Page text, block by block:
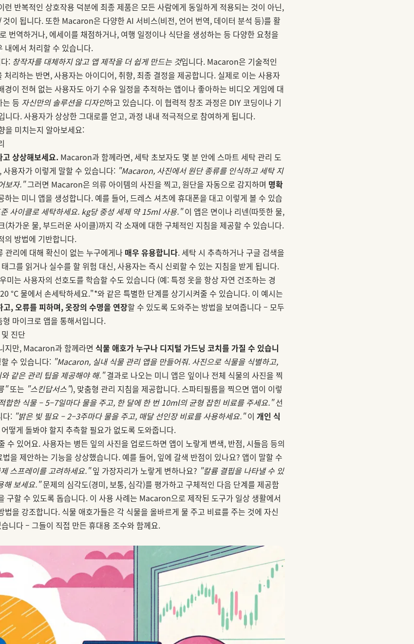
런 반복적인 상호작용 덕분에 최종 제품은 모든 사람에게 동일하게 적용되는 것이 아닌,
것이 됩니다. 또한 Macaron은 다양한 AI 서비스(비전, 언어 번역, 데이터 분석 등)를 활
번역하거나, 에세이를 채점하거나, 여행 일정이나 식단을 생성하는 등 다양한 요청을
내에서 처리할 수 있습니다.
: 창작자를 대체하지 않고 앱 제작을 더 쉽게 만드는 것입니다. Macaron은 기술적인
리하는 반면, 사용자는 아이디어, 취향, 최종 결정을 제공합니다. 실제로 이는 사용자
경이 전혀 없는 사용자도 아기 수유 일정을 추적하는 앱이나 좋아하는 비디오 게임에 대
는 등 자신만의 솔루션을 디자인하고 있습니다. 이 협력적 창조 과정은 DIY 코딩이나 기
다. 사용자가 상상한 그대로를 얻고, 과정 내내 적극적으로 참여하게 됩니다.
을 미치는지 알아보세요:
상상해보세요. Macaron과 함께라면, 세탁 초보자도 몇 분 안에 스마트 세탁 관리 도
용자가 이렇게 말할 수 있습니다: "Macaron, 사진에서 원단 종류를 인식하고 세탁 지
보자."그러면 Macaron은 의류 아이템의 사진을 찍고, 원단을 자동으로 감지하며 명확
하는 미니 앱을 생성합니다. 예를 들어, 드레스 셔츠에 휴대폰을 대고 이렇게 볼 수 있습
사이클로 세탁하세요. kg당 중성 세제 약 15ml 사용."이 앱은 면이나 리넨(따뜻한 물,
(차가운 물, 부드러운 사이클)까지 각 소재에 대한 구체적인 지침을 제공할 수 있습니다.
의 방법에 기반합니다.
관리에 대해 확신이 없는 누구에게나 매우 유용합니다. 세탁 시 추측하거나 구글 검색을
그를 읽거나 실수를 할 위험 대신, 사용자는 즉시 신뢰할 수 있는 지침을 받게 됩니다.
미는 사용자의 선호도를 학습할 수도 있습니다 (예: 특정 옷을 항상 자연 건조하는 경
°C 물에서 손세탁하세요."*와 같은 특별한 단계를 상기시켜줄 수 있습니다. 이 예시는
고, 오류를 피하며, 옷장의 수명을 연장할 수 있도록 도와주는 방법을 보여줍니다 – 모두
마이크로 앱을 통해서입니다.
진단
지만, Macaron과 함께라면 식물 애호가 누구나 디지털 가드닝 코치를 가질 수 있습니
수 있습니다: "Macaron, 실내 식물 관리 앱을 만들어줘. 사진으로 식물을 식별하고,
같은 관리 팁을 제공해야 해."결과로 나오는 미니 앱은 잎이나 전체 식물의 사진을 찍
"또는 "스킨답서스"), 맞춤형 관리 지침을 제공합니다. 스파티필름을 찍으면 앱이 이렇
합한 식물 – 5–7일마다 물을 주고, 한 달에 한 번 10ml의 균형 잡힌 비료를 주세요."선
다: "밝은 빛 필요 – 2–3주마다 물을 주고, 매달 선인장 비료를 사용하세요."이 개인 식
떻게 돌봐야 할지 추측할 필요가 없도록 도와줍니다.
수 있어요. 사용자는 병든 잎의 사진을 업로드하면 앱이 노랗게 변색, 반점, 시들음 등의
을 제안하는 기능을 상상했습니다. 예를 들어, 잎에 갈색 반점이 있나요? 앱이 말할 수
스프레이를 고려하세요."잎 가장자리가 노랗게 변하나요? "칼륨 결핍을 나타낼 수 있
해 보세요."문제의 심각도(경미, 보통, 심각)를 평가하고 구체적인 다음 단계를 제공함
구할 수 있도록 돕습니다. 이 사용 사례는 Macaron으로 제작된 도구가 일상 생활에서
법을 강조합니다. 식물 애호가들은 각 식물을 올바르게 물 주고 비료를 주는 것에 자신
니다 – 그들이 직접 만든 휴대용 조수와 함께요.